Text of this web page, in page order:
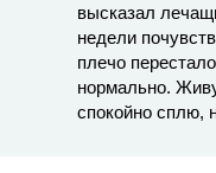
высказал
недели
плечо
нормально.
спокойно сплю,